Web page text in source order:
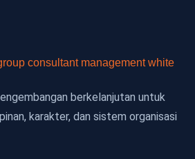
berkelanjutan untuk
karakter, dan sistem organisasi